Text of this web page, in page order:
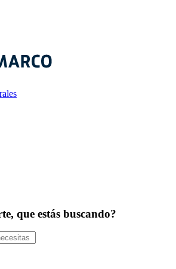
que estás buscando?